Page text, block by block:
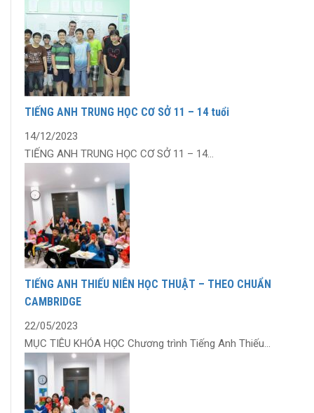
TIẾNG ANH TRUNG HỌC CƠ SỞ 11 – 14 tuổi
14/12/2023
TIẾNG ANH TRUNG HỌC CƠ SỞ 11 – 14...
TIẾNG ANH THIẾU NIÊN HỌC THUẬT – THEO CHUẨN
CAMBRIDGE
22/05/2023
MỤC TIÊU KHÓA HỌC Chương trình Tiếng Anh Thiếu...